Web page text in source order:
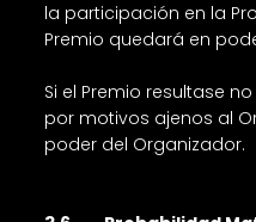
la participación en la
Premio quedará en
Si el Premio resultase
por motivos ajenos al
poder del Organizador.